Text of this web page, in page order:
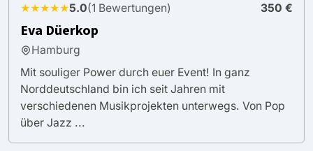
★★★★★5.0(1 Bewertungen) 350 €
Eva Düerkop
Hamburg
Mit souliger Power durch euer Event! In ganz
Norddeutschland bin ich seit Jahren mit
verschiedenen Musikprojekten unterwegs. Von Pop
über Jazz ...